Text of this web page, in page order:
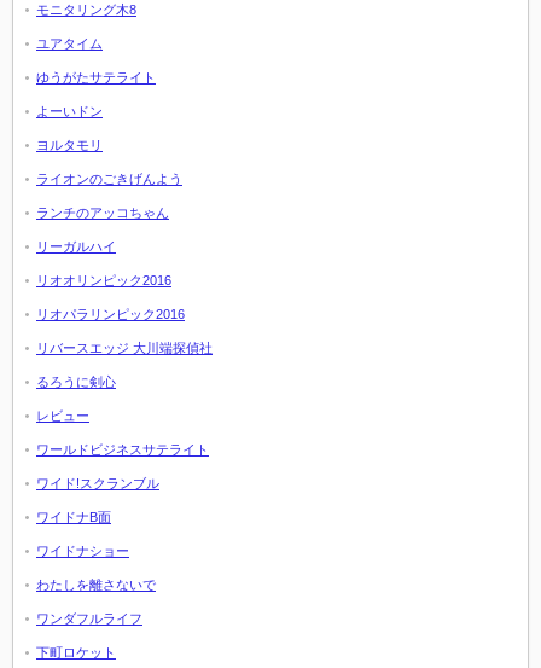
モニタリング木8
ユアタイム
ゆうがたサテライト
よーいドン
ヨルタモリ
ライオンのごきげんよう
ランチのアッコちゃん
リーガルハイ
リオオリンピック2016
リオパラリンピック2016
リバースエッジ 大川端探偵社
るろうに剣心
レビュー
ワールドビジネスサテライト
ワイド!スクランブル
ワイドナB面
ワイドナショー
わたしを離さないで
ワンダフルライフ
下町ロケット